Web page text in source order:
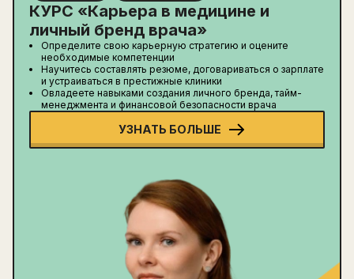
КУРС «Карьера в медицине и
личный бренд врача»
Определите свою карьерную стратегию и оцените
необходимые компетенции
Научитесь составлять резюме, договариваться о зарплате
и устраиваться в престижные клиники
Овладеете навыками создания личного бренда, тайм-
менеджмента и финансовой безопасности врача
УЗНАТЬ БОЛЬШЕ